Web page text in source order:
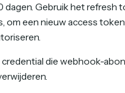
dagen. Gebruik het refresh
om een nieuw access
credential die webhook-